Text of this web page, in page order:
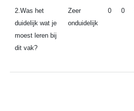
2.Was het
duidelijk wat je
moest leren bij
dit vak?
Zeer
onduidelijk
0 0